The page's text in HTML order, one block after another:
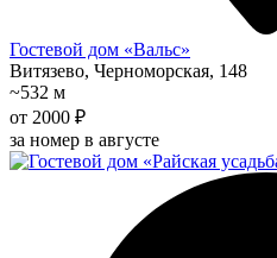
Гостевой дом «Вальс»
Витязево, Черноморская, 148
~532 м
от 2000 ₽
за номер в августе